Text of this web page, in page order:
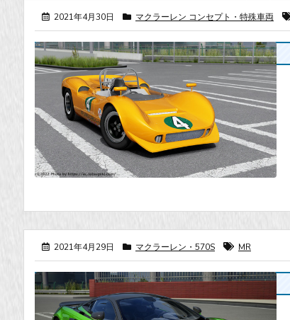
2021年4月30日 マクラーレン コンセプト・特殊車両
2021年4月29日 マクラーレン・570S MR